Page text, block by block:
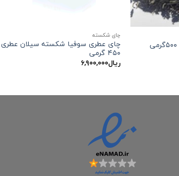
چای شکسته
چای عطری سوفیا شکسته سیلان عطری
۴۵۰ گرمی
ریال۶,۹۰۰,۰۰۰